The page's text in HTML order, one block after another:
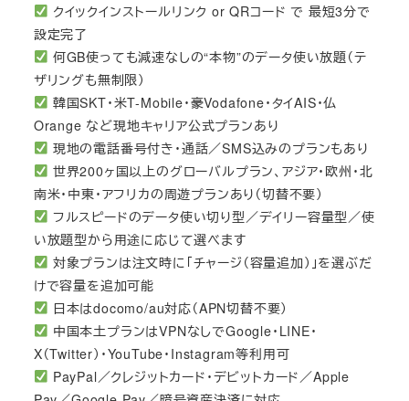
クイックインストールリンク or QRコード で 最短3分で
設定完了
何GB使っても減速なしの“本物”のデータ使い放題（テ
ザリングも無制限）
韓国SKT・米T-Mobile・豪Vodafone・タイAIS・仏
Orange など現地キャリア公式プランあり
現地の電話番号付き・通話／SMS込みのプランもあり
世界200ヶ国以上のグローバルプラン、アジア・欧州・北
南米・中東・アフリカの周遊プランあり（切替不要）
フルスピードのデータ使い切り型／デイリー容量型／使
い放題型から用途に応じて選べます
対象プランは注文時に「チャージ（容量追加）」を選ぶだ
けで容量を追加可能
日本はdocomo/au対応（APN切替不要）
中国本土プランはVPNなしでGoogle・LINE・
X（Twitter）・YouTube・Instagram等利用可
PayPal／クレジットカード・デビットカード／Apple